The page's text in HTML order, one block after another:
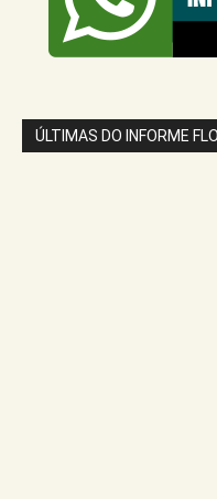
ÚLTIMAS DO INFORME